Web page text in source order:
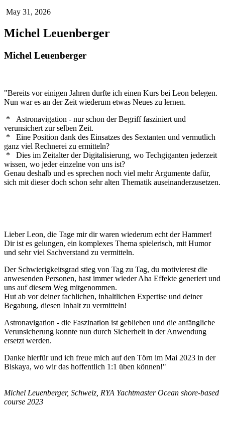
May 31, 2026
Michel Leuenberger
Michel Leuenberger
"Bereits vor einigen Jahren durfte ich einen Kurs bei Leon belegen.
Nun war es an der Zeit wiederum etwas Neues zu lernen.
* Astronavigation - nur schon der Begriff fasziniert und
verunsichert zur selben Zeit.
* Eine Position dank des Einsatzes des Sextanten und vermutlich
ganz viel Rechnerei zu ermitteln?
* Dies im Zeitalter der Digitalisierung, wo Techgiganten jederzeit
wissen, wo jeder einzelne von uns ist?
Genau deshalb und es sprechen noch viel mehr Argumente dafür,
sich mit dieser doch schon sehr alten Thematik auseinanderzusetzen.
Lieber Leon, die Tage mir dir waren wiederum echt der Hammer!
Dir ist es gelungen, ein komplexes Thema spielerisch, mit Humor
und sehr viel Sachverstand zu vermitteln.
Der Schwierigkeitsgrad stieg von Tag zu Tag, du motivierest die
anwesenden Personen, hast immer wieder Aha Effekte generiert und
uns auf diesem Weg mitgenommen.
Hut ab vor deiner fachlichen, inhaltlichen Expertise und deiner
Begabung, diesen Inhalt zu vermitteln!
Astronavigation - die Faszination ist geblieben und die anfängliche
Verunsicherung konnte nun durch Sicherheit in der Anwendung
ersetzt werden.
Danke hierfür und ich freue mich auf den Törn im Mai 2023 in der
Biskaya, wo wir das hoffentlich 1:1 üben können!"
Michel Leuenberger, Schweiz, RYA Yachtmaster Ocean shore-based
course 2023